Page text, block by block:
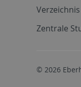
Zentrale
© 2026